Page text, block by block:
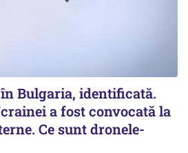
Bulgaria, identificată.
a fost convocată la
Ce sunt dronele-